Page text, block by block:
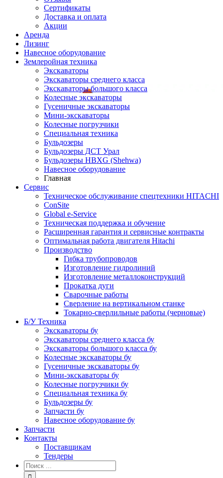
Сертификаты
Доставка и оплата
Акции
Аренда
Лизинг
Навесное оборудование
Землеройная техника
Экскаваторы
Экскаваторы среднего класса
Экскаваторы большого класса
Колесные экскаваторы
Гусеничные экскаваторы
Мини-экскаваторы
Колесные погрузчики
Специальная техника
Бульдозеры
Бульдозеры ДСТ Урал
Бульдозеры HBXG (Shehwa)
Навесное оборудование
Главная
Сервис
Техническое обслуживание спецтехники HITACHI
ConSite
Global e-Service
Техническая поддержка и обучение
Расширенная гарантия и сервисные контракты
Оптимальная работа двигателя Hitachi
Производство
Гибка трубопроводов
Изготовление гидролиний
Изготовление металлоконструкций
Прокатка дуги
Сварочные работы
Сверление на вертикальном станке
Токарно-сверлильные работы (черновые)
Б/У Техника
Экскаваторы бу
Экскаваторы среднего класса бу
Экскаваторы большого класса бу
Колесные экскаваторы бу
Гусеничные экскаваторы бу
Мини-экскаваторы бу
Колесные погрузчики бу
Специальная техника бу
Бульдозеры бу
Запчасти бу
Навесное оборудование бу
Запчасти
Контакты
Поставщикам
Тендеры
Результат
поиска: